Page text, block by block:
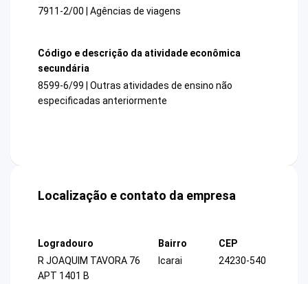
7911-2/00 | Agências de viagens
Código e descrição da atividade econômica
secundária
8599-6/99 | Outras atividades de ensino não
especificadas anteriormente
Localização e contato da empresa
Logradouro
R JOAQUIM TAVORA 76
APT 1401 B
Bairro
Icarai
CEP
24230-540